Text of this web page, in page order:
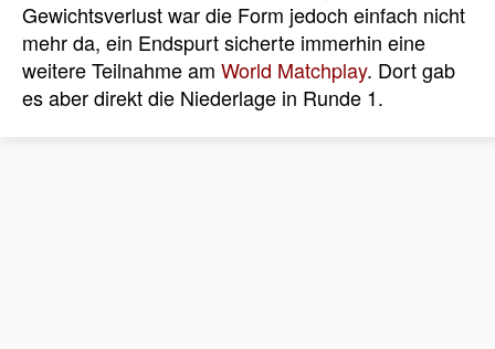
Gewichtsverlust war die Form jedoch einfach nicht
mehr da, ein Endspurt sicherte immerhin eine
weitere Teilnahme am World Matchplay. Dort gab
es aber direkt die Niederlage in Runde 1.